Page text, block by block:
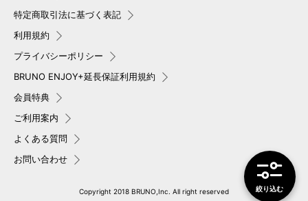
絞り込み
特定商取引法に基づく表記
利用規約
プライバシーポリシー
BRUNO ENJOY+延長保証利用規約
会員特典
ご利用案内
よくある質問
お問い合わせ
Copyright 2018 BRUNO,Inc. All right reserved